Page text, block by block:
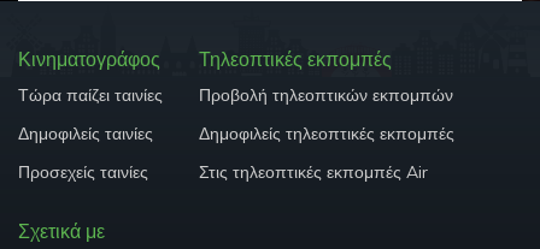
Κινηματογράφος
Τώρα παίζει ταινίες
Δημοφιλείς ταινίες
Προσεχείς ταινίες
Τηλεοπτικές εκπομπές
Προβολή τηλεοπτικών εκπομπών
Δημοφιλείς τηλεοπτικές εκπομπές
Στις τηλεοπτικές εκπομπές Air
Σχετικά με